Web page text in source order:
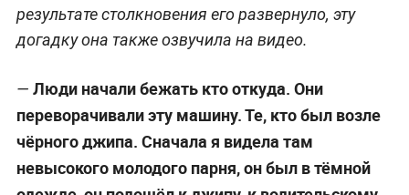
результате столкновения его развернуло, эту
догадку она также озвучила на видео.
— Люди начали бежать кто откуда. Они
переворачивали эту машину. Те, кто был возле
чёрного джипа. Сначала я видела там
невысокого молодого парня, он был в тёмной